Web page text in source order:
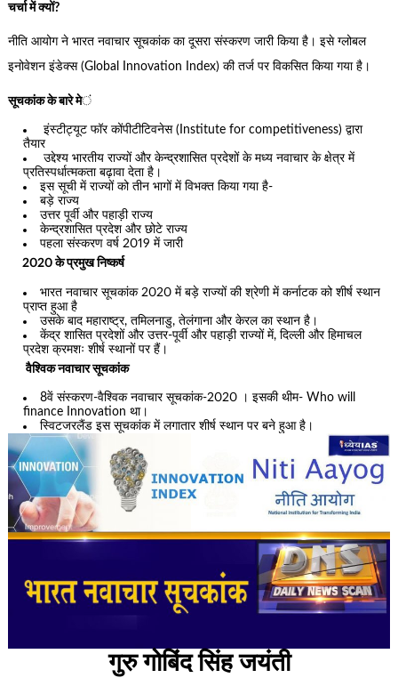
चर्चा में क्यों?
नीति आयोग ने भारत नवाचार सूचकांक का दूसरा संस्करण जारी किया है। इसे ग्लोबल
इनोवेशन इंडेक्स (Global Innovation Index) की तर्ज पर विकसित किया गया है।
सूचकांक के बारे में
इंस्टीट्यूट फॉर कोंपीटीटिवनेस (Institute for competitiveness) द्वारा
तैयार
उद्देश्य भारतीय राज्यों और केन्द्रशासित प्रदेशों के मध्य नवाचार के क्षेत्र में
प्रतिस्पर्धात्मकता बढ़ावा देता है।
इस सूची में राज्यों को तीन भागों में विभक्त किया गया है-
बड़े राज्य
उत्तर पूर्वी और पहाड़ी राज्य
केन्द्रशासित प्रदेश और छोटे राज्य
पहला संस्करण वर्ष 2019 में जारी
2020 के प्रमुख निष्कर्ष
भारत नवाचार सूचकांक 2020 में बड़े राज्यों की श्रेणी में कर्नाटक को शीर्ष स्थान
प्राप्त हुआ है
उसके बाद महाराष्ट्र, तमिलनाडु, तेलंगाना और केरल का स्थान है।
केंद्र शासित प्रदेशों और उत्तर-पूर्वी और पहाड़ी राज्यों में, दिल्ली और हिमाचल
प्रदेश क्रमशः शीर्ष स्थानों पर हैं।
वैश्विक नवाचार सूचकांक
8वें संस्करण-वैश्विक नवाचार सूचकांक-2020 । इसकी थीम- Who will
finance Innovation था।
स्विटजरलैंड इस सूचकांक में लगातार शीर्ष स्थान पर बने हुआ है।
गुरु गोबिंद सिंह जयंती